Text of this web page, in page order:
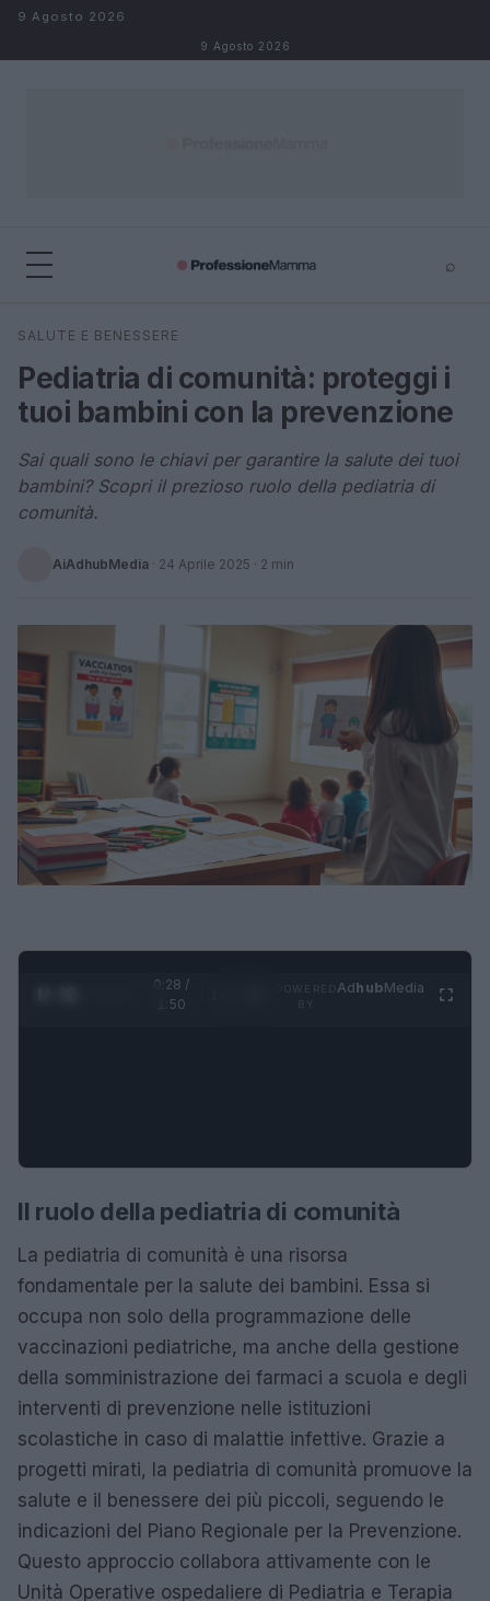
Salta al contenuto
9 Agosto 2026
9 Agosto 2026
⌕
Cerca
SALUTE E BENESSERE
Pediatria di comunità: proteggi i
tuoi bambini con la prevenzione
Sai quali sono le chiavi per garantire la salute dei tuoi
bambini? Scopri il prezioso ruolo della pediatria di
comunità.
AiAdhubMedia · 24 Aprile 2025 · 2 min
0:29 /
1:50
AdhubMedia
Il ruolo della pediatria di comunità
La pediatria di comunità è una risorsa
fondamentale per la salute dei bambini. Essa si
occupa non solo della programmazione delle
vaccinazioni pediatriche, ma anche della gestione
della somministrazione dei farmaci a scuola e degli
interventi di prevenzione nelle istituzioni
scolastiche in caso di malattie infettive. Grazie a
progetti mirati, la pediatria di comunità promuove la
salute e il benessere dei più piccoli, seguendo le
indicazioni del Piano Regionale per la Prevenzione.
Questo approccio collabora attivamente con le
Unità Operative ospedaliere di Pediatria e Terapia